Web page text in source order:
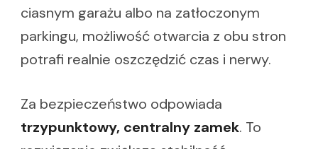
ciasnym garażu albo na zatłoczonym
parkingu, możliwość otwarcia z obu stron
potrafi realnie oszczędzić czas i nerwy.
Za bezpieczeństwo odpowiada
trzypunktowy, centralny zamek. To